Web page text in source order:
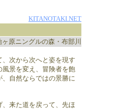
KITANOTAKI.NET
原ニングルの森・布部川
次から次へと姿を現す
景を変え、冒険者を飽
自然ならではの景勝に
、来た道を戻って、先ほ